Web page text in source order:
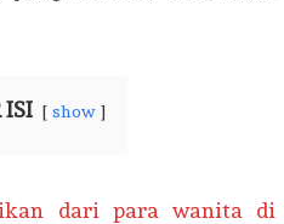
ISI show
dari para wanita di